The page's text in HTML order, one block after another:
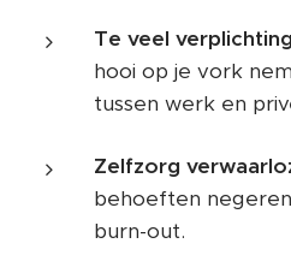
Te veel
hooi op je vork
tussen werk en
Zelfzorg
behoeften
burn-out.